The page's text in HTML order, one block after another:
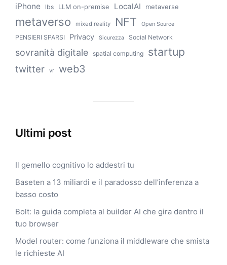
iPhone lbs LLM on-premise LocalAI metaverse
metaverso mixed reality NFT Open Source
PENSIERI SPARSI Privacy Sicurezza Social Network
sovranità digitale spatial computing startup
twitter vr web3
Ultimi post
Il gemello cognitivo lo addestri tu
Baseten a 13 miliardi e il paradosso dell’inferenza a
basso costo
Bolt: la guida completa al builder AI che gira dentro il
tuo browser
Model router: come funziona il middleware che smista
le richieste AI